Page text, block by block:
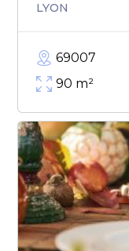
LYON
69007
90 m²